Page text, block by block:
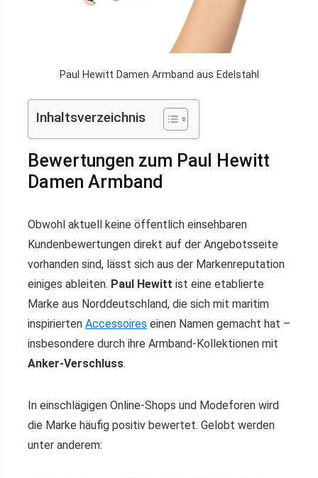
Paul Hewitt Damen Armband aus Edelstahl
Inhaltsverzeichnis
Bewertungen zum Paul Hewitt
Damen Armband
Obwohl aktuell keine öffentlich einsehbaren
Kundenbewertungen direkt auf der Angebotsseite
vorhanden sind, lässt sich aus der Markenreputation
einiges ableiten. Paul Hewitt ist eine etablierte
Marke aus Norddeutschland, die sich mit maritim
inspirierten Accessoires einen Namen gemacht hat –
insbesondere durch ihre Armband-Kollektionen mit
Anker-Verschluss.
In einschlägigen Online-Shops und Modeforen wird
die Marke häufig positiv bewertet. Gelobt werden
unter anderem: